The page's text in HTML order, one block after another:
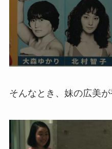
そんなとき、妹の広美